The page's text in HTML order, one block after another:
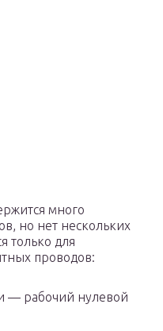
много
но нет нескольких
только для
проводов:
— рабочий нулевой